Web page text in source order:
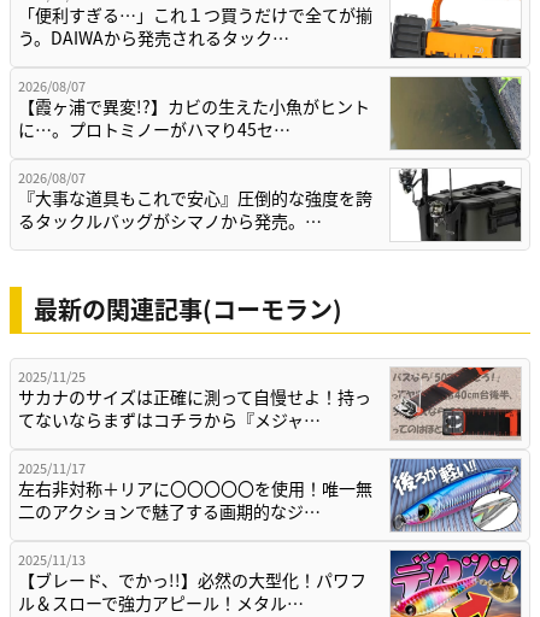
「便利すぎる…」これ１つ買うだけで全てが揃
う。DAIWAから発売されるタック…
2026/08/07
【霞ヶ浦で異変!?】カビの生えた小魚がヒント
に…。プロトミノーがハマり45セ…
2026/08/07
『大事な道具もこれで安心』圧倒的な強度を誇
るタックルバッグがシマノから発売。…
最新の関連記事(コーモラン)
2025/11/25
サカナのサイズは正確に測って自慢せよ！持っ
てないならまずはコチラから『メジャ…
2025/11/17
左右非対称＋リアに〇〇〇〇〇を使用！唯一無
二のアクションで魅了する画期的なジ…
2025/11/13
【ブレード、でかっ!!】必然の大型化！パワフ
ル＆スローで強力アピール！メタル…